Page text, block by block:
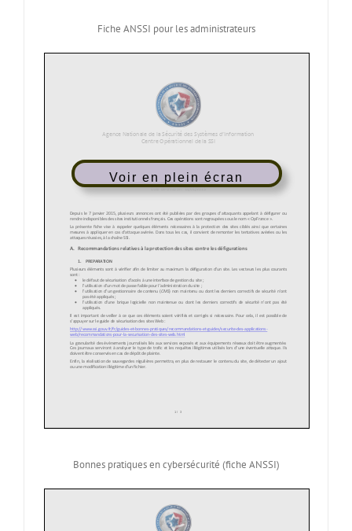
Fiche ANSSI pour les administrateurs
Voir en plein écran
Bonnes pratiques en cybersécurité (fiche ANSSI)